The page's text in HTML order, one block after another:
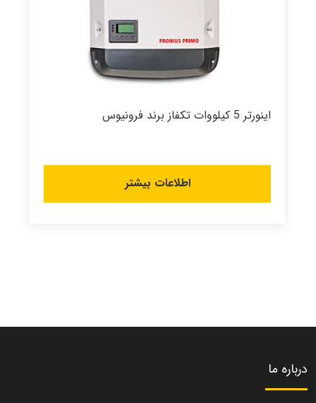
اینورتر 5 کیلووات تکفاز برند فرونیوس
اطلاعات بیشتر
درباره ما